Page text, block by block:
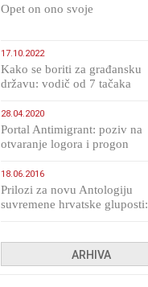
​Opet on ono svoje
17.10.2022
Kako se boriti za građansku
državu: vodič od 7 tačaka
28.04.2020
Portal Antimigrant: poziv na
otvaranje logora i progon
18.06.2016
Prilozi za novu Antologiju
suvremene hrvatske gluposti:
ARHIVA